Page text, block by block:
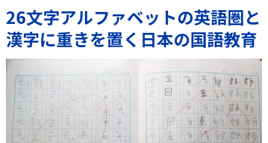
26文字アルファベットの英語圏と
漢字に重きを置く日本の国語教育